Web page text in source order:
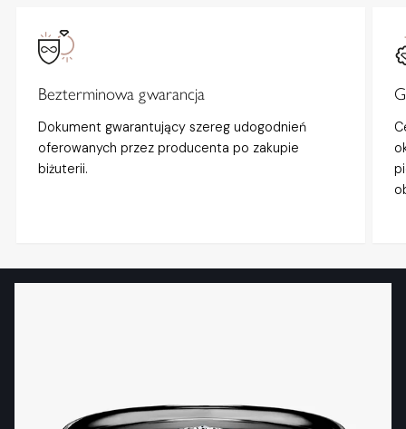
Bezterminowa gwarancja
Dokument gwarantujący szereg udogodnień
oferowanych przez producenta po zakupie
biżuterii.